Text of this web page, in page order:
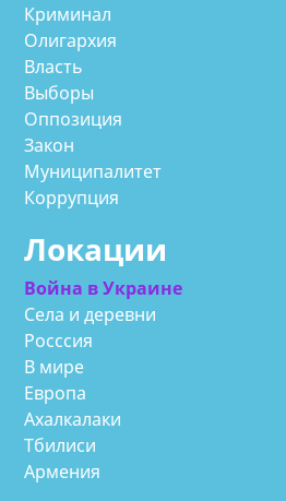
Криминал
Олигархия
Власть
Выборы
Оппозиция
Закон
Муниципалитет
Коррупция
Локации
Война в Украине
Села и деревни
Росссия
В мире
Европа
Ахалкалаки
Тбилиси
Армения